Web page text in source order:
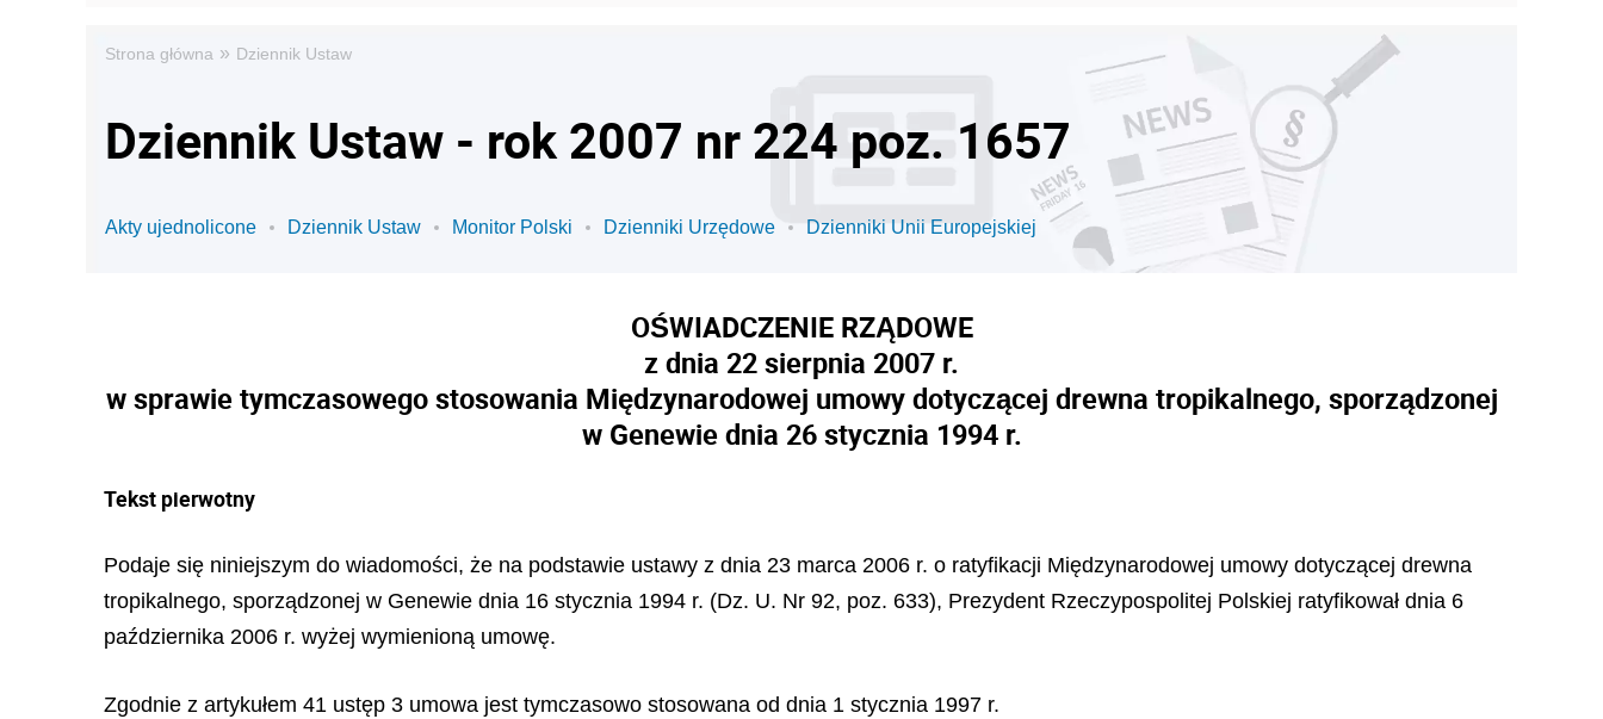
Strona główna » Dziennik Ustaw
Dziennik Ustaw - rok 2007 nr 224 poz. 1657
Akty ujednolicone Dziennik Ustaw Monitor Polski Dzienniki Urzędowe Dzienniki Unii Europejskiej
OŚWIADCZENIE RZĄDOWE
z dnia 22 sierpnia 2007 r.
w sprawie tymczasowego stosowania Międzynarodowej umowy dotyczącej drewna tropikalnego, sporządzonej
w Genewie dnia 26 stycznia 1994 r.
Tekst pierwotny
Podaje się niniejszym do wiadomości, że na podstawie ustawy z dnia 23 marca 2006 r. o ratyfikacji Międzynarodowej umowy dotyczącej drewna
tropikalnego, sporządzonej w Genewie dnia 16 stycznia 1994 r. (Dz. U. Nr 92, poz. 633), Prezydent Rzeczypospolitej Polskiej ratyfikował dnia 6
października 2006 r. wyżej wymienioną umowę.
Zgodnie z artykułem 41 ustęp 3 umowa jest tymczasowo stosowana od dnia 1 stycznia 1997 r.